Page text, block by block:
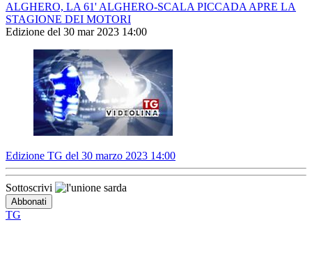
ALGHERO, LA 61' ALGHERO-SCALA PICCADA APRE LA
STAGIONE DEI MOTORI
Edizione del 30 mar 2023 14:00
Edizione TG del 30 marzo 2023 14:00
Sottoscrivi
TG